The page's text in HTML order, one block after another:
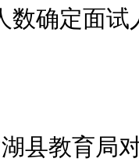
数确定面试
教育局对